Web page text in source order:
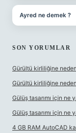
Ayred ne demek ?
SON YORUMLAR
Gürültü kirliliğine
Gürültü kirliliğine
Gülüş tasarımı için ne
Gülüş tasarımı için ne
4 GB RAM AutoCAD